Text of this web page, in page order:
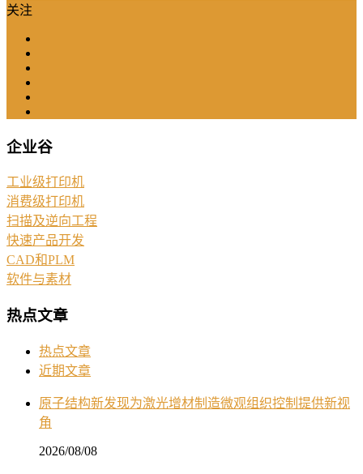
关注
企业谷
工业级打印机
消费级打印机
扫描及逆向工程
快速产品开发
CAD和PLM
软件与素材
热点文章
热点文章
近期文章
原子结构新发现为激光增材制造微观组织控制提供新视
角
2026/08/08